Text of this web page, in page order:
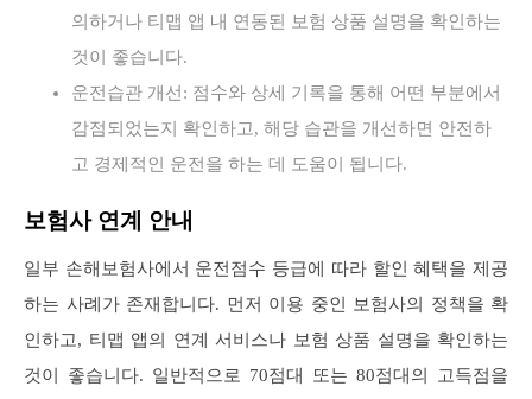
의하거나 티맵 앱 내 연동된 보험 상품 설명을 확인하는
것이 좋습니다.
운전습관 개선: 점수와 상세 기록을 통해 어떤 부분에서
감점되었는지 확인하고, 해당 습관을 개선하면 안전하
고 경제적인 운전을 하는 데 도움이 됩니다.
보험사 연계 안내
일부 손해보험사에서 운전점수 등급에 따라 할인 혜택을 제공
하는 사례가 존재합니다. 먼저 이용 중인 보험사의 정책을 확
인하고, 티맵 앱의 연계 서비스나 보험 상품 설명을 확인하는
것이 좋습니다. 일반적으로 70점대 또는 80점대의 고득점을